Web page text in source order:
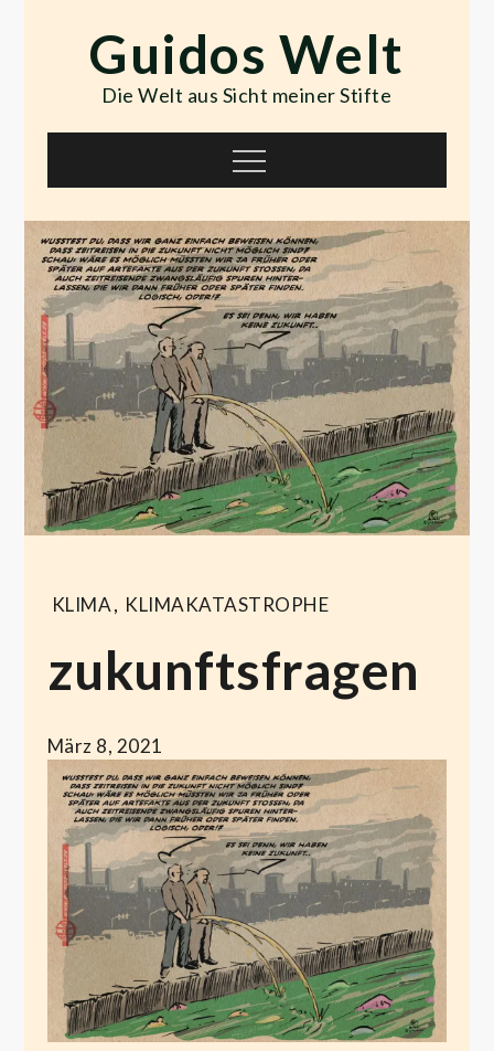
contentGuidos Welt
Die Welt aus Sicht meiner Stifte
Menu
KLIMA, KLIMAKATASTROPHE
zukunftsfragen
März 8, 2021